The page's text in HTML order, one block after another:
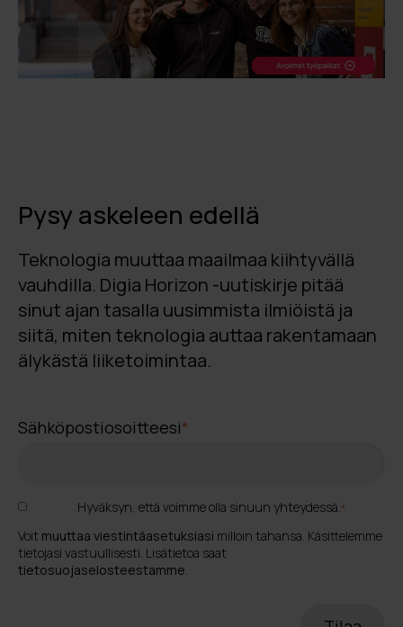
Pysy askeleen edellä
Teknologia muuttaa maailmaa kiihtyvällä
vauhdilla. Digia Horizon -uutiskirje pitää
sinut ajan tasalla uusimmista ilmiöistä ja
siitä, miten teknologia auttaa rakentamaan
älykästä liiketoimintaa.
Sähköpostiosoitteesi*
Hyväksyn, että voimme olla sinuun yhteydessä.*
Voit muuttaa viestintäasetuksiasi milloin tahansa. Käsittelemme
tietojasi vastuullisesti. Lisätietoa saat
tietosuojaselosteestamme.